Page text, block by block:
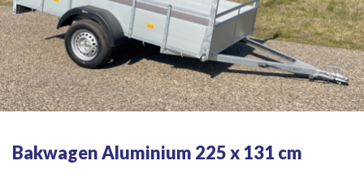
Bakwagen Aluminium 225 x 131 cm